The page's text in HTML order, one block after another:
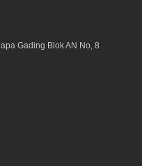
Gading Blok AN No, 8